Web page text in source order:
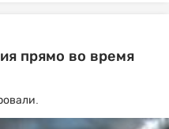
прямо во время